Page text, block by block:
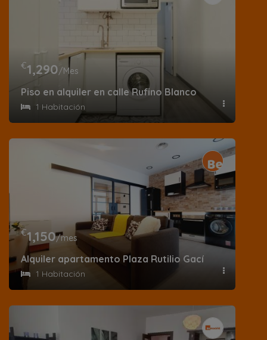
€1,290/Mes
Piso en alquiler en calle Rufino Blanco
1 Habitación
€1,150/mes
Alquiler apartamento Plaza Rutilio Gací
1 Habitación